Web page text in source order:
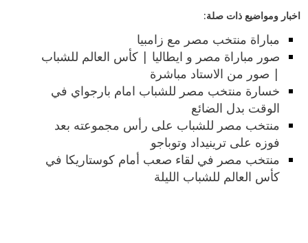
اخبار ومواضيع ذات صلة:
مباراة منتخب مصر مع زامبيا
صور مباراة مصر و ايطاليا | كأس العالم للشباب
| صور من الاستاد مباشرة
خسارة منتخب مصر للشباب امام بارجواي في
الوقت بدل الضائع
منتخب مصر للشباب على رأس مجموعته بعد
فوزه على ترينيداد وتوباجو
منتخب مصر في لقاء صعب أمام كوستاريكا في
كأس العالم للشباب الليلة